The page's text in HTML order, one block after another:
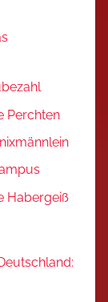
Perchten
Habergeiß